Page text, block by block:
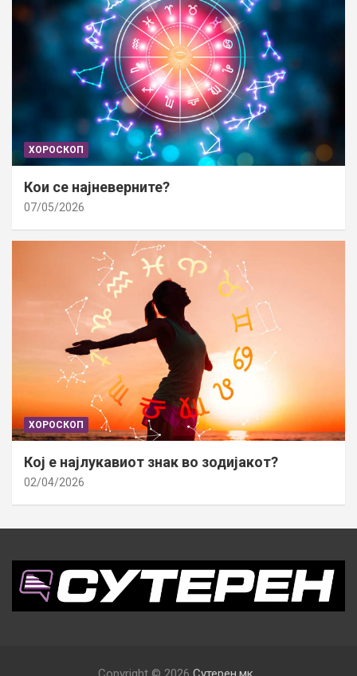
ХОРОСКОП
Кои се најневерните?
07/05/2026
ХОРОСКОП
Кој е најлукавиот знак во зодијакот?
02/04/2026